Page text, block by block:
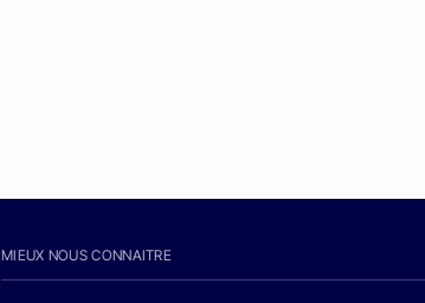
MIEUX NOUS CONNAITRE